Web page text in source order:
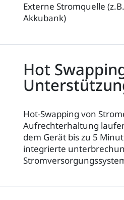
Externe Stromquelle
Akkubank)
Hot
Hot-Swapping von
Aufrechterhaltung
dem Gerät bis zu 5
integrierte